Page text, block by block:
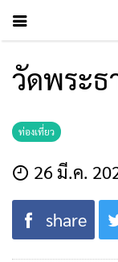
วัดพระ
ท่องเที่ยว
26 มี.ค.
share